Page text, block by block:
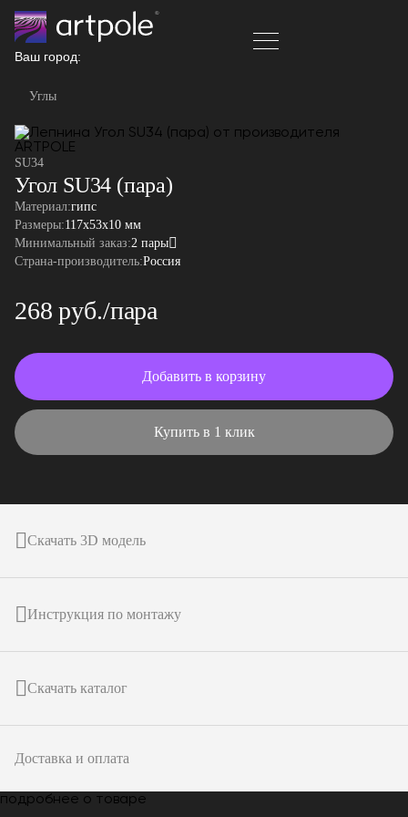
Ваш город:
Углы
SU34
Угол SU34 (пара)
Материал:гипс
Размеры:117x53x10 мм
Минимальный заказ:2 пары
Страна-производитель:Россия
268 руб./пара
Добавить в корзину
Купить в 1 клик
Скачать 3D модель
Инструкция по монтажу
Скачать каталог
Доставка и оплата
подробнее о товаре